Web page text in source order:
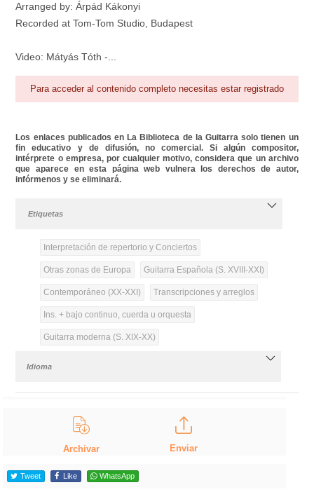
Arranged by: Árpád Kákonyi
Recorded at Tom-Tom Studio, Budapest
Video: Mátyás Tóth -...
Para acceder al contenido completo necesitas estar registrado
Los enlaces publicados en La Biblioteca de la Guitarra solo tienen un
fin educativo y de difusión, no comercial. Si algún compositor,
intérprete o empresa, por cualquier motivo, considera que un archivo
que aparece en esta página web vulnera los derechos de autor,
infórmenos y se eliminará.
Etiquetas
Interpretación de repertorio y Conciertos
Otras zonas de Europa Guitarra Española (S. XVIII-XXI)
Contemporáneo (XX-XXI) Transcripciones y arreglos
Ins. + bajo continuo, cuerda u orquesta
Guitarra moderna (S. XIX-XX)
Idioma
Archivar Enviar
Tweet Like WhatsApp